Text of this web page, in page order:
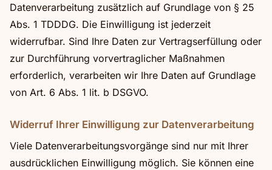
Datenverarbeitung zusätzlich auf Grundlage von § 25
Abs. 1 TDDDG. Die Einwilligung ist jederzeit
widerrufbar. Sind Ihre Daten zur Vertragserfüllung oder
zur Durchführung vorvertraglicher Maßnahmen
erforderlich, verarbeiten wir Ihre Daten auf Grundlage
von Art. 6 Abs. 1 lit. b DSGVO.
Widerruf Ihrer Einwilligung zur Datenverarbeitung
Viele Datenverarbeitungsvorgänge sind nur mit Ihrer
ausdrücklichen Einwilligung möglich. Sie können eine